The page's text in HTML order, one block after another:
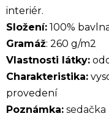
interiér.
Složení: 100%
Gramáž: 260 g/m2
Vlastnosti látky:
Charakteristika:
provedení
Poznámka: sedačka